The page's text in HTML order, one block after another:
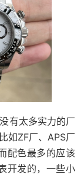
有太多实力的厂
如ZF厂、APS厂
配色最多的应该
开发的，一些小